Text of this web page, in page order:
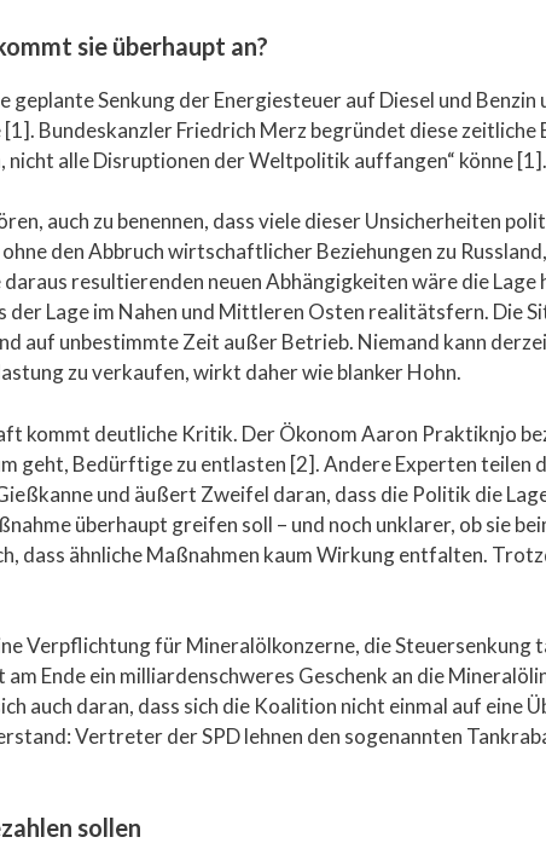
sie überhaupt an?
geplante Senkung der Energiesteuer auf Diesel und
Bundeskanzler Friedrich Merz begründet diese zeitliche
nicht alle Disruptionen der Weltpolitik auffangen“ könne [1].
auch zu benennen, dass viele dieser Unsicherheiten
den Abbruch wirtschaftlicher Beziehungen zu
resultierenden neuen Abhängigkeiten wäre die
Lage im Nahen und Mittleren Osten realitätsfern. Die
auf unbestimmte Zeit außer Betrieb. Niemand kann
zu verkaufen, wirkt daher wie blanker Hohn.
kommt deutliche Kritik. Der Ökonom Aaron Praktiknjo
geht, Bedürftige zu entlasten [2]. Andere Experten teilen
und äußert Zweifel daran, dass die Politik die
überhaupt greifen soll – und noch unklarer, ob sie
dass ähnliche Maßnahmen kaum Wirkung entfalten.
Verpflichtung für Mineralölkonzerne, die Steuersenkung
Ende ein milliardenschweres Geschenk an die
auch daran, dass sich die Koalition nicht einmal auf eine
Vertreter der SPD lehnen den sogenannten
sollen